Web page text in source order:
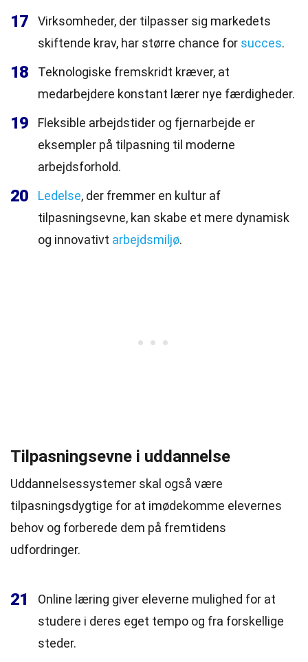
17
Virksomheder, der tilpasser sig markedets
skiftende krav, har større chance for succes.
18
Teknologiske fremskridt kræver, at
medarbejdere konstant lærer nye færdigheder.
19
Fleksible arbejdstider og fjernarbejde er
eksempler på tilpasning til moderne
arbejdsforhold.
20 Ledelse, der fremmer en kultur af
tilpasningsevne, kan skabe et mere dynamisk
og innovativt arbejdsmiljø.
Tilpasningsevne i uddannelse
Uddannelsessystemer skal også være
tilpasningsdygtige for at imødekomme elevernes
behov og forberede dem på fremtidens
udfordringer.
21
Online læring giver eleverne mulighed for at
studere i deres eget tempo og fra forskellige
steder.